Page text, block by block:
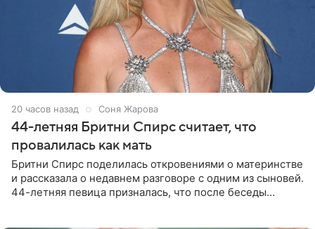
20 часов назад Соня Жарова
44-летняя Бритни Спирс считает, что
провалилась как мать
Бритни Спирс поделилась откровениями о материнстве
и рассказала о недавнем разговоре с одним из сыновей.
44-летняя певица призналась, что после беседы